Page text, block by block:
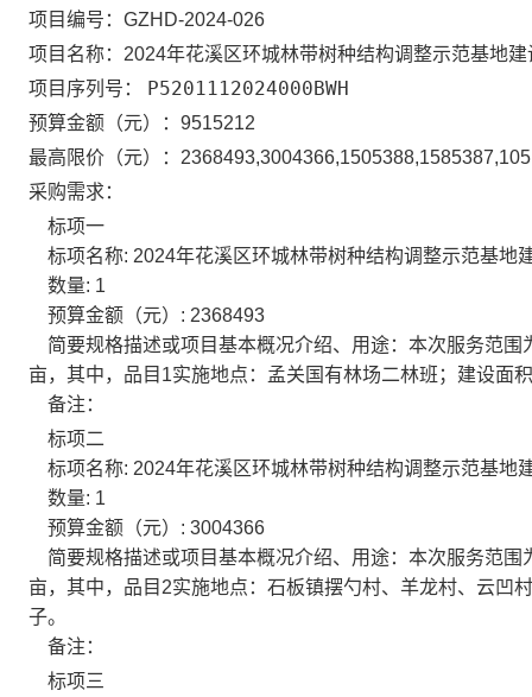
项目编号： GZHD-2024-026
项目名称： 2024年花溪区环城林带树种结构调整示范基地建
项目序列号： P5201112024000BWH
预算金额（元）： 9515212
最高限价（元）：
采购需求：
标项一
标项名称: 2024年花溪区环城林带树种结构调整示范基地
数量: 1
预算金额（元）: 2368493
简要规格描述或项目基本概况介绍、用途： 本次服务范围
亩，其中，品目1实施地点：孟关国有林场二林班；建设面
备注：
标项二
标项名称: 2024年花溪区环城林带树种结构调整示范基地
数量: 1
预算金额（元）: 3004366
简要规格描述或项目基本概况介绍、用途： 本次服务范围
亩，其中，品目2实施地点：石板镇摆勺村、羊龙村、云凹
子。
备注：
标项三